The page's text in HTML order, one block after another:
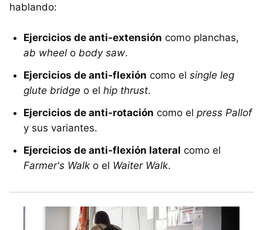
hablando:
Ejercicios de anti-extensión como planchas,
ab wheel o body saw.
Ejercicios de anti-flexión como el single leg
glute bridge o el hip thrust.
Ejercicios de anti-rotación como el press Pallof
y sus variantes.
Ejercicios de anti-flexión lateral como el
Farmer's Walk o el Waiter Walk.